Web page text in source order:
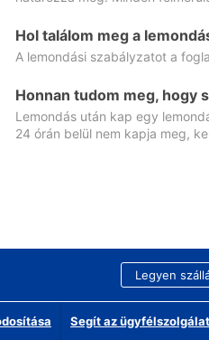
Hol találom meg a
A lemondási szabályzatot a
Honnan tudom meg, hogy
Lemondás után kap egy
24 órán belül nem kapja meg,
Legyen
Segít az ügyfélszolgálat